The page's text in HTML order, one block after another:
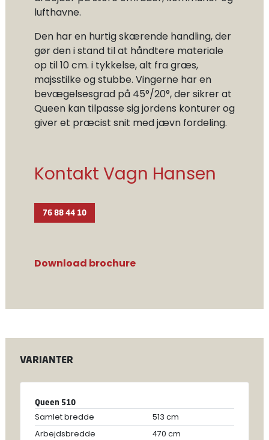
lufthavne.
Den har en hurtig skærende handling, der
gør den i stand til at håndtere materiale
op til 10 cm. i tykkelse, alt fra græs,
majsstilke og stubbe. Vingerne har en
bevægelsesgrad på 45°/20°, der sikrer at
Queen kan tilpasse sig jordens konturer og
giver et præcist snit med jævn fordeling.
Kontakt Vagn Hansen
76 88 44 10
Download brochure
VARIANTER
Queen 510
Samlet bredde
513 cm
Arbejdsbredde
470 cm